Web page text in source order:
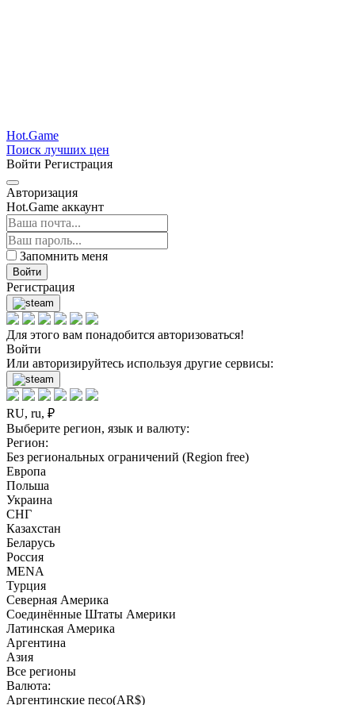
Hot.Game
Поиск лучших цен
Войти Регистрация
Авторизация
Hot.Game аккаунт
Запомнить меня
Войти
Регистрация
Для этого вам понадобится авторизоваться!
Войти
Или авторизируйтесь используя другие сервисы:
RU, ru, ₽
Выберите регион, язык и валюту:
Регион:
Без региональных ограничений (Region free)
Европа
Польша
Украина
СНГ
Казахстан
Беларусь
Россия
MENA
Турция
Северная Америка
Соединённые Штаты Америки
Латинская Америка
Аргентина
Азия
Все регионы
Валюта:
Аргентинские песо(AR$)